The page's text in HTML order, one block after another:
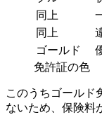
同上
同上
ゴールド
免許証の色
このうちゴールド
ないため、保険料